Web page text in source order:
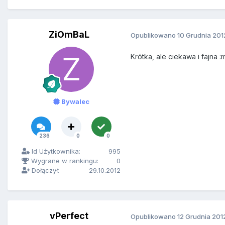
ZiOmBaL
Bywalec
236 0 0
Id Użytkownika:
995
Wygrane w rankingu:
0
Dołączył:
29.10.2012
Opublikowano 10 Grudnia
Krótka, ale ciekawa i fajna
vPerfect Opublikowano 12 Grudnia